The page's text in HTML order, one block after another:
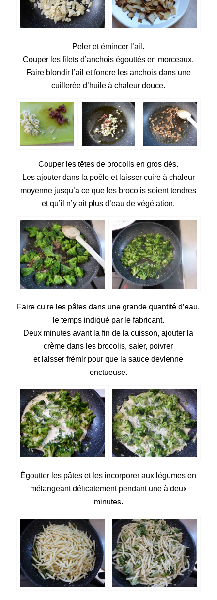
Peler et émincer l’ail.
Couper les filets d’anchois égouttés en morceaux.
Faire blondir l’ail et fondre les anchois dans une
cuillerée d’huile à chaleur douce.
Couper les têtes de brocolis en gros dés.
Les ajouter dans la poêle et laisser cuire à chaleur
moyenne jusqu’à ce que les brocolis soient tendres
et qu’il n’y ait plus d’eau de végétation.
Faire cuire les pâtes dans une grande quantité d’eau,
le temps indiqué par le fabricant.
Deux minutes avant la fin de la cuisson, ajouter la
crème dans les brocolis, saler, poivrer
et laisser frémir pour que la sauce devienne
onctueuse.
Égoutter les pâtes et les incorporer aux légumes en
mélangeant délicatement pendant une à deux
minutes.